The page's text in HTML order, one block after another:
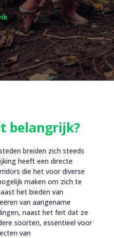
belangrijk?
breiden zich steeds
heeft een directe
die het voor diverse
maken om zich te
het bieden van
van aangename
naast het feit dat ze
soorten, essentieel voor
van